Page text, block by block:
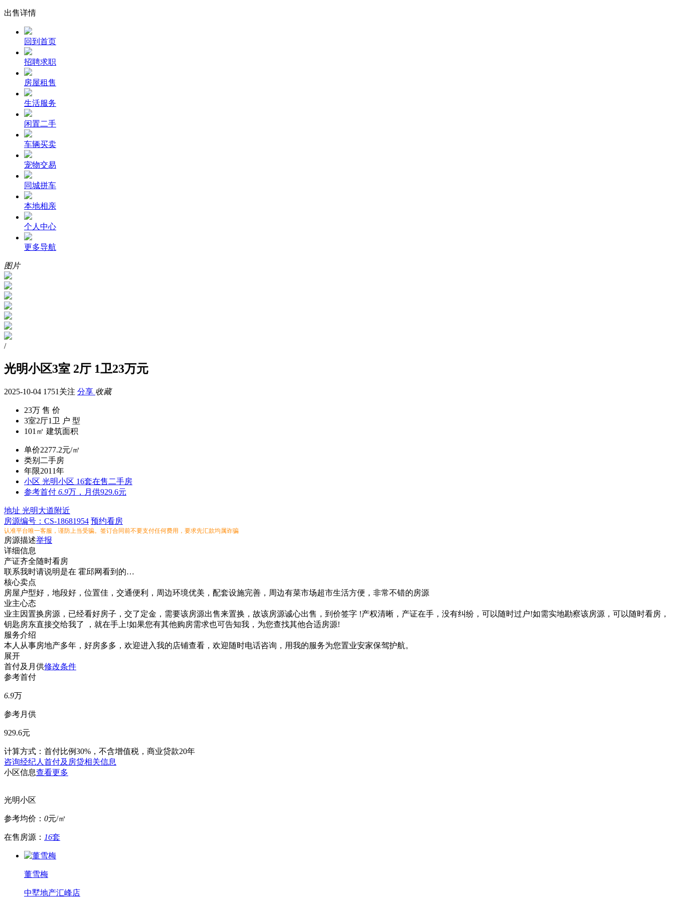
出售详情
回到首页
招聘求职
房屋租售
生活服务
闲置二手
车辆买卖
宠物交易
同城拼车
本地相亲
个人中心
更多导航
图片
/
光明小区3室 2厅 1卫23万元
2025-10-04 1751关注 分享 收藏
23万 售 价
3室2厅1卫 户 型
101㎡ 建筑面积
单价2277.2元/㎡
类别 二手房
年限2011年
小区 光明小区 16套在售二手房
参考首付 6.9万，月供929.6元
地址 光明大道附近
房源编号：CS-18681954 预约看房
认准平台唯一客服，谨防上当受骗。签订合同前不要支付任何费用，要求先汇款均属诈骗
房源描述举报
详细信息
产证齐全随时看房
联系我时请说明是在 霍邱网看到的…
核心卖点
房屋户型好，地段好，位置佳，交通便利，周边环境优美，配套设施完善，周边有菜市场超市生活方便，非常不错的房源
业主心态
业主因置换房源，已经看好房子，交了定金，需要该房源出售来置换，故该房源诚心出售，到价签字 !产权清晰，产证在手，没有纠纷，可以随时过户!如需实地勘察该房源，可以随时看房，
钥匙房东直接交给我了 ，就在手上!如果您有其他购房需求也可告知我，为您查找其他合适房源!
服务介绍
本人从事房地产多年，好房多多，欢迎进入我的店铺查看，欢迎随时电话咨询，用我的服务为您置业安家保驾护航。
展开
首付及月供修改条件
参考首付
6.9万
参考月供
929.6元
计算方式：首付比例30%，不含增值税，商业贷款20年
咨询经纪人首付及房贷相关信息
小区信息查看更多
光明小区
参考均价： 0元/㎡
在售房源： 16套
董雪梅
中墅地产汇峰店